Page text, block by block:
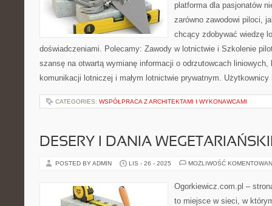
platforma dla pasjonatów
zarówno zawodowi piloci,
chcący zdobywać wiedzę
doświadczeniami. Polecamy: Zawody w lotnictwie i Szkolenie
szansę na otwartą wymianę informacji o odrzutowcach
komunikacji lotniczej i małym lotnictwie prywatnym.
CATEGORIES: WSPÓŁPRACA Z ARCHITEKTAMI I WYKONAWCAMI
DESERY I DANIA
POSTED BY ADMIN LIS - 26 - 2025 MOŻLIWOŚĆ
Ogorkiewicz.com.pl –
to miejsce w sieci, w